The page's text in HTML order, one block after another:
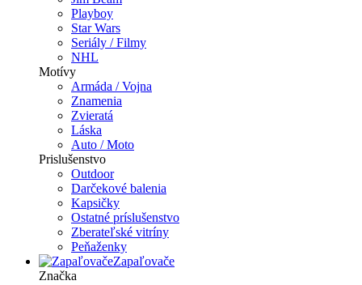
Playboy
Star Wars
Seriály / Filmy
NHL
Motívy
Armáda / Vojna
Znamenia
Zvieratá
Láska
Auto / Moto
Prislušenstvo
Outdoor
Darčekové balenia
Kapsičky
Ostatné príslušenstvo
Zberateľské vitríny
Peňaženky
Zapaľovače
Značka